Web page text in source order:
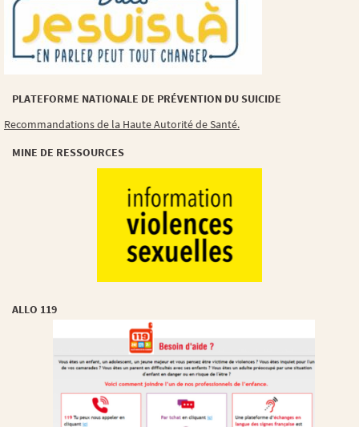
PLATEFORME NATIONALE DE PRÉVENTION DU SUICIDE
Recommandations de la Haute Autorité de Santé.
MINE DE RESSOURCES
ALLO 119